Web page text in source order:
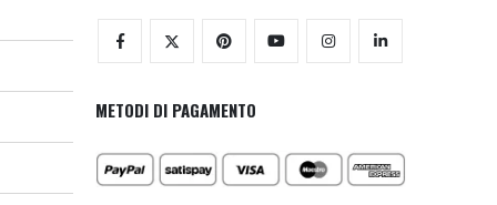
METODI DI PAGAMENTO